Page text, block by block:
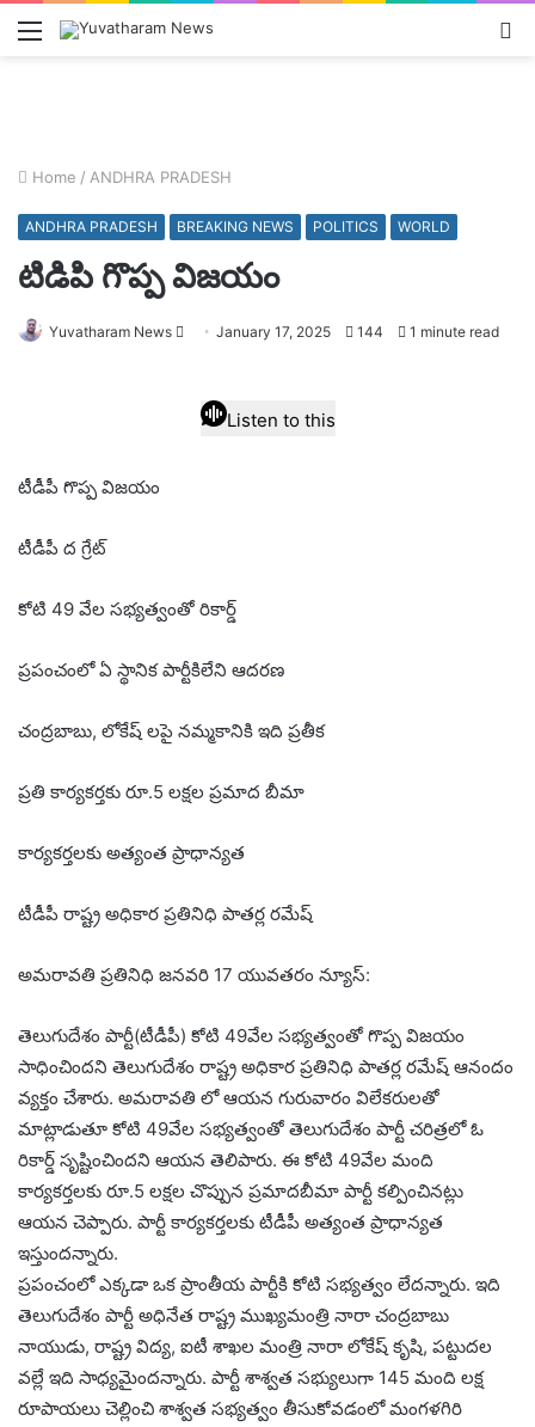
Menu
Home / ANDHRA PRADESH
ANDHRA PRADESH BREAKING NEWS POLITICS WORLD
టిడిపి గొప్ప విజయం
Yuvatharam News
SendJanuary 17, 2025 144 1 minute read
Listen to this
టీడీపీ గొప్ప విజయం
టీడీపీ ద గ్రేట్
కోటి 49 వేల సభ్యత్వంతో రికార్డ్
ప్రపంచంలో ఏ స్థానిక పార్టీకిలేని ఆదరణ
చంద్రబాబు, లోకేష్ లపై నమ్మకానికి ఇది ప్రతీక
ప్రతి కార్యకర్తకు రూ.5 లక్షల ప్రమాద బీమా
కార్యకర్తలకు అత్యంత ప్రాధాన్యత
టీడీపీ రాష్ట్ర అధికార ప్రతినిధి పాతర్ల రమేష్
అమరావతి ప్రతినిధి జనవరి 17 యువతరం న్యూస్:
తెలుగుదేశం పార్టీ(టీడీపీ) కోటి 49వేల సభ్యత్వంతో గొప్ప విజయం
సాధించిందని తెలుగుదేశం రాష్ట్ర అధికార ప్రతినిధి పాతర్ల రమేష్ ఆనందం
వ్యక్తం చేశారు. అమరావతి లో ఆయన గురువారం విలేకరులతో
మాట్లాడుతూ కోటి 49వేల సభ్యత్వంతో తెలుగుదేశం పార్టీ చరిత్రలో ఓ
రికార్డ్ సృష్టించిందని ఆయన తెలిపారు. ఈ కోటి 49వేల మంది
కార్యకర్తలకు రూ.5 లక్షల చొప్పున ప్రమాదబీమా పార్టీ కల్పించినట్లు
ఆయన చెప్పారు. పార్టీ కార్యకర్తలకు టీడీపీ అత్యంత ప్రాధాన్యత
ఇస్తుందన్నారు.
ప్రపంచంలో ఎక్కడా ఒక ప్రాంతీయ పార్టీకి కోటి సభ్యత్వం లేదన్నారు. ఇది
తెలుగుదేశం పార్టీ అధినేత రాష్ట్ర ముఖ్యమంత్రి నారా చంద్రబాబు
నాయుడు, రాష్ట్ర విద్య, ఐటీ శాఖల మంత్రి నారా లోకేష్ కృషి, పట్టుదల
వల్లే ఇది సాధ్యమైందన్నారు. పార్టీ శాశ్వత సభ్యులుగా 145 మంది లక్ష
రూపాయలు చెల్లించి శాశ్వత సభ్యత్వం తీసుకోవడంలో మంగళగిరి